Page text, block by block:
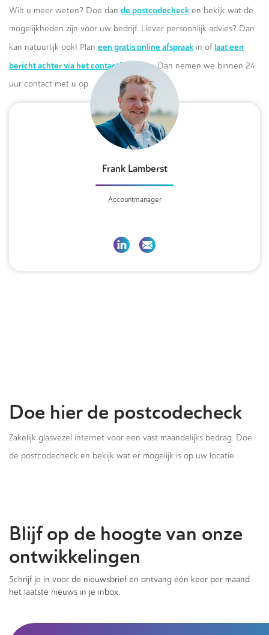
Wilt u meer weten? Doe dan de postcodecheck en bekijk wat de
mogelijkheden zijn voor uw bedrijf. Liever persoonlijk advies? Dan
kan natuurlijk ook! Plan een gratis online afspraak in of laat een
bericht achter via het contactformulier.Dan nemen we binnen 24
uur contact met u op.
Frank Lamberst
Accountmanager
Doe hier de postcodecheck
Zakelijk glasvezel internet voor een vast maandelijks bedrag. Doe
de postcodecheck en bekijk wat er mogelijk is op uw locatie.
Blijf op de hoogte van onze
ontwikkelingen
Schrijf je in voor de nieuwsbrief en ontvang één keer per maand
het laatste nieuws in je inbox.